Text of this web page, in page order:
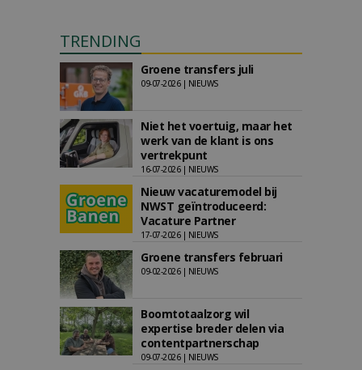
TRENDING
Groene transfers juli
09-07-2026 | NIEUWS
Niet het voertuig, maar het
werk van de klant is ons
vertrekpunt
16-07-2026 | NIEUWS
Nieuw vacaturemodel bij
NWST geïntroduceerd:
Vacature Partner
17-07-2026 | NIEUWS
Groene transfers februari
09-02-2026 | NIEUWS
Boomtotaalzorg wil
expertise breder delen via
contentpartnerschap
09-07-2026 | NIEUWS